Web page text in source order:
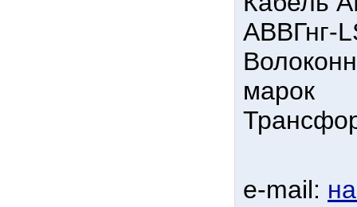
АВВГнг-
марок
e-mail: